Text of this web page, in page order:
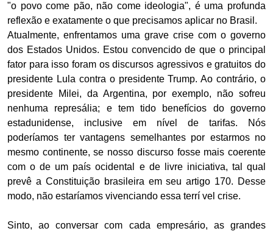
"o povo come pão, não come ideologia", é uma profunda
reflexão e exatamente o que precisamos aplicar no Brasil.
Atualmente, enfrentamos uma grave crise com o governo
dos Estados Unidos. Estou convencido de que o principal
fator para isso foram os discursos agressivos e gratuitos do
presidente Lula contra o presidente Trump. Ao contrário, o
presidente Milei, da Argentina, por exemplo, não sofreu
nenhuma represália; e tem tido benefícios do governo
estadunidense, inclusive em nível de tarifas. Nós
poderíamos ter vantagens semelhantes por estarmos no
mesmo continente, se nosso discurso fosse mais coerente
com o de um país ocidental e de livre iniciativa, tal qual
prevê a Constituição brasileira em seu artigo 170. Desse
modo, não estaríamos vivenciando essa terrí vel crise.
Sinto, ao conversar com cada empresário, as grandes